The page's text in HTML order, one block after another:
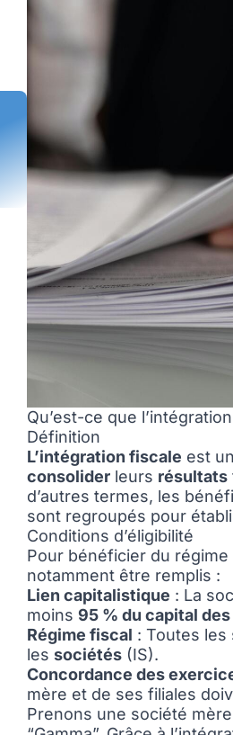
Qu’est-ce que
Définition
L’intégration fiscale est
consolider leurs résultats
d’autres termes, les
sont regroupés pour
Conditions d’éligibilité
Pour bénéficier du régime
notamment être remplis :
Lien capitalistique : La
moins 95 % du capital
Régime fiscal : Toutes
les sociétés (IS).
Concordance des
mère et de ses filiales
Prenons une société